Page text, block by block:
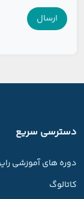
دسترسی سریع
دوره های آموزشی
کاتالوگ